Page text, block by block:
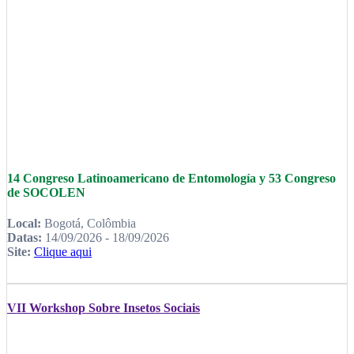
14 Congreso Latinoamericano de Entomología y 53 Congreso
de SOCOLEN
Local: Bogotá, Colômbia
Datas: 14/09/2026 - 18/09/2026
Site: Clique aqui
VII Workshop Sobre Insetos Sociais